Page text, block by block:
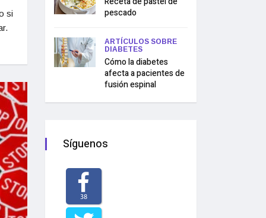
si
pescado
ARTÍCULOS SOBRE
DIABETES
Cómo la diabetes
afecta a pacientes de
fusión espinal
Síguenos
38